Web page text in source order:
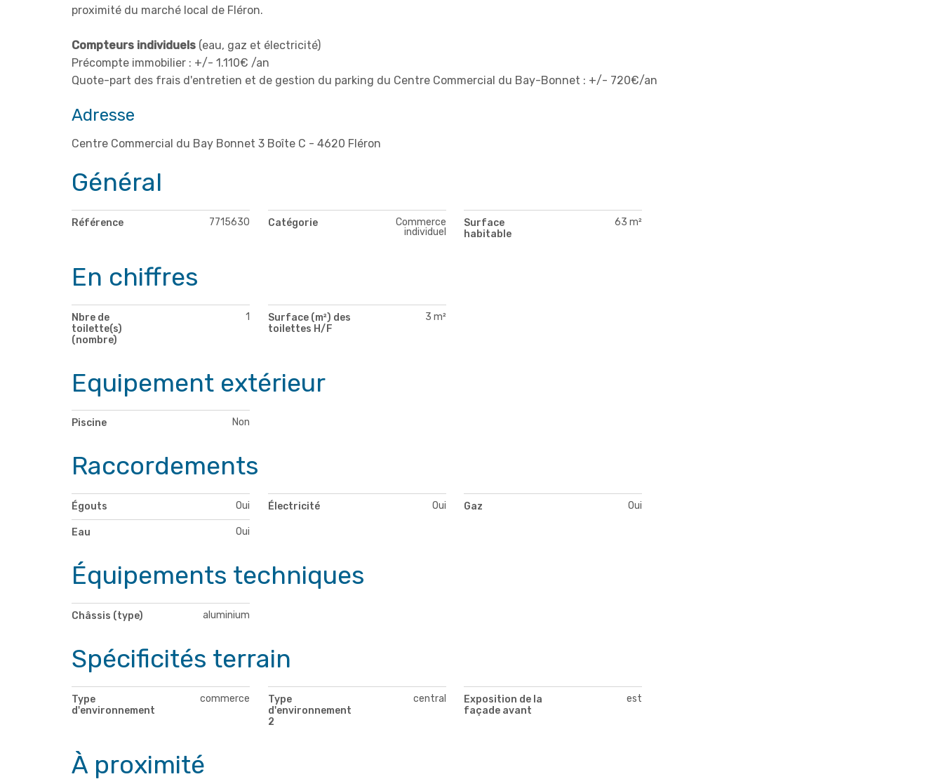
proximité du marché local de Fléron.
Compteurs individuels (eau, gaz et électricité)
Précompte immobilier : +/- 1.110€ /an
Quote-part des frais d'entretien et de gestion du parking du Centre Commercial du Bay-Bonnet : +/- 720€/an
Adresse
Centre Commercial du Bay Bonnet 3 Boîte C - 4620 Fléron
Général
Référence 7715630 Catégorie
Commerce
individuel
Surface
habitable
63 m²
En chiffres
Nbre de
toilette(s)
(nombre)
1
Surface (m²) des
toilettes H/F
3 m²
Equipement extérieur
Piscine Non
Raccordements
Égouts Oui Électricité Oui Gaz Oui
Eau Oui
Équipements techniques
Châssis (type) aluminium
Spécificités terrain
Type
d'environnement
commerce
Type
d'environnement
2
central
Exposition de la
façade avant
est
À proximité